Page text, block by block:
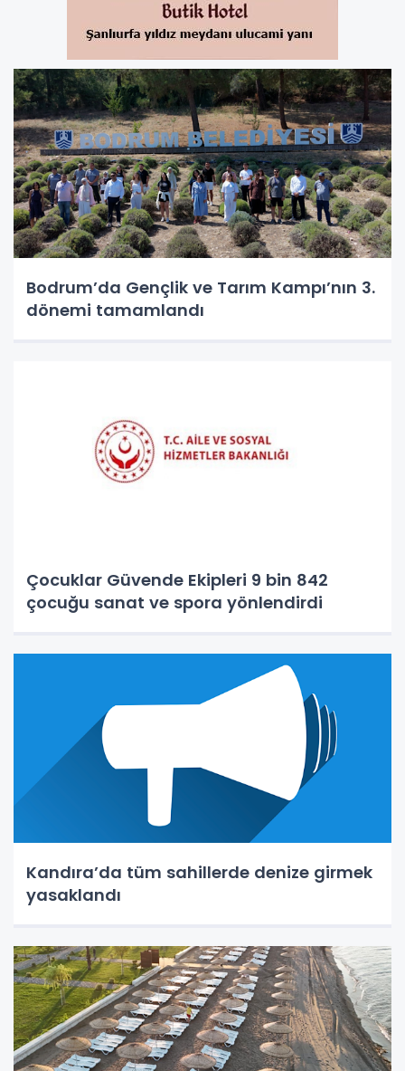
Bodrum’da Gençlik ve Tarım Kampı’nın 3.
dönemi tamamlandı
Çocuklar Güvende Ekipleri 9 bin 842
çocuğu sanat ve spora yönlendirdi
Kandıra’da tüm sahillerde denize girmek
yasaklandı